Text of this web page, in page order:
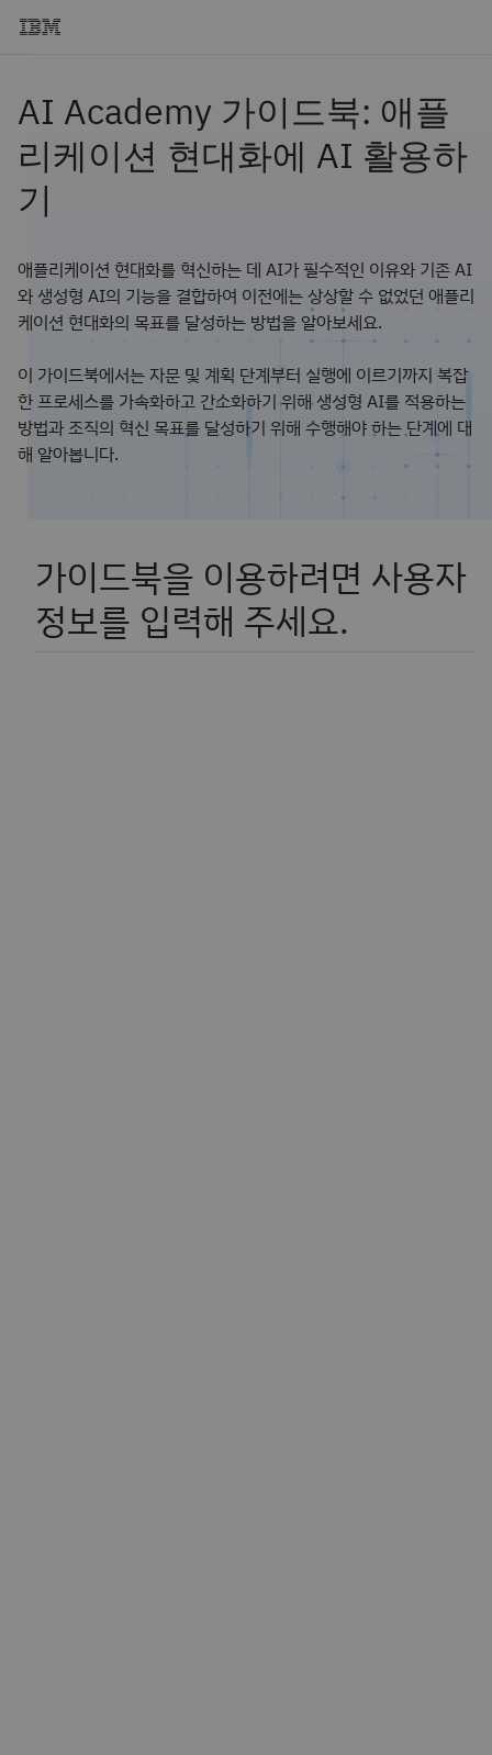
AI Academy 가이드북: 애플
리케이션 현대화에 AI 활용하
기
애플리케이션 현대화를 혁신하는 데 AI가 필수적인 이유와 기존 AI
와 생성형 AI의 기능을 결합하여 이전에는 상상할 수 없었던 애플리
케이션 현대화의 목표를 달성하는 방법을 알아보세요.
이 가이드북에서는 자문 및 계획 단계부터 실행에 이르기까지 복잡
한 프로세스를 가속화하고 간소화하기 위해 생성형 AI를 적용하는
방법과 조직의 혁신 목표를 달성하기 위해 수행해야 하는 단계에 대
해 알아봅니다.
가이드북을 이용하려면 사용자
정보를 입력해 주세요.